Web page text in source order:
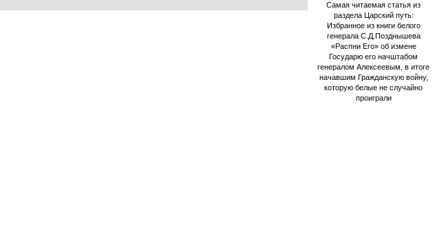
Самая читаемая статья из
раздела Царский путь:
Избранное из книги белого
генерала С.Д.Позднышева
«Распни Его» об измене
Государю его начштабом
генералом Алексеевым, в итоге
начавшим Гражданскую войну,
которую белые не случайно
проиграли